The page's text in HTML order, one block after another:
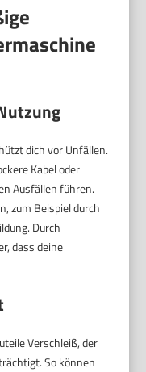
dich vor Unfällen.
Kabel oder
Ausfällen führen.
zum Beispiel durch
Durch
dass deine
Verschleiß, der
So können